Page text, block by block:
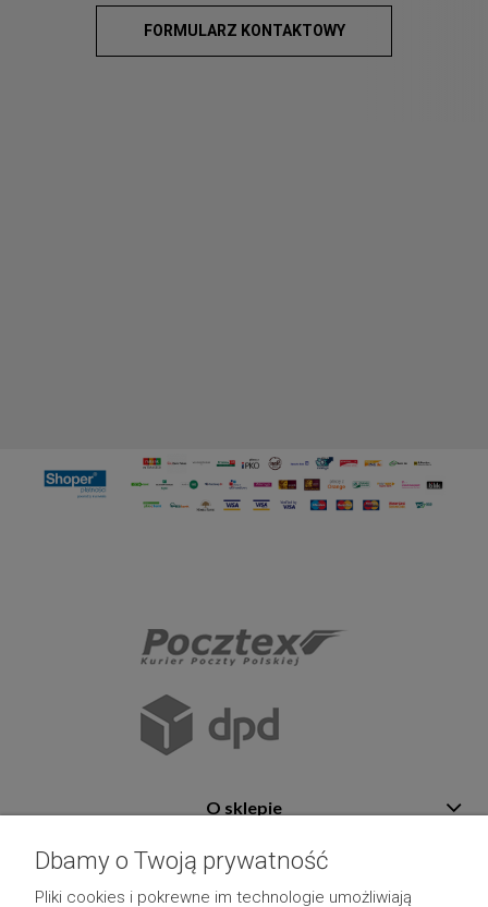
FORMULARZ KONTAKTOWY
O sklepie
Płatność i dostawa
Dbamy o Twoją prywatność
Pliki cookies i pokrewne im technologie umożliwiają